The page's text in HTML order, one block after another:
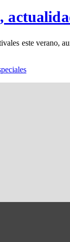
este verano,